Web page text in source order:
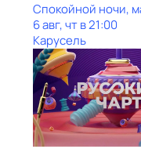
Спокойной ночи,
6 авг, чт в 21:00
Карусель